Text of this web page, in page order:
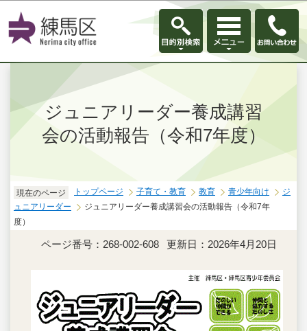
このページの本文へ移動
ジュニアリーダー養成講習
会の活動報告（令和7年度）
現在のページ トップページ 子育て・教育 教育 青少年向け
ジ
ュニアリーダー
ジュニアリーダー養成講習会の活動報告（令和7年
度）
ページ番号：268-002-608 更新日：2026年4月20日